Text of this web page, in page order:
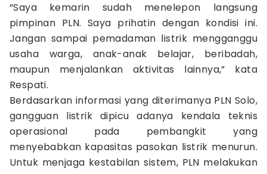
“Saya kemarin sudah menelepon langsung
pimpinan PLN. Saya prihatin dengan kondisi ini.
Jangan sampai pemadaman listrik mengganggu
usaha warga, anak-anak belajar, beribadah,
maupun menjalankan aktivitas lainnya,” kata
Respati.
Berdasarkan informasi yang diterimanya PLN Solo,
gangguan listrik dipicu adanya kendala teknis
operasional pada pembangkit yang
menyebabkan kapasitas pasokan listrik menurun.
Untuk menjaga kestabilan sistem, PLN melakukan